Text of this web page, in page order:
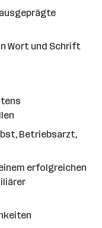
Wort und Schrift
Betriebsarzt,
erfolgreichen